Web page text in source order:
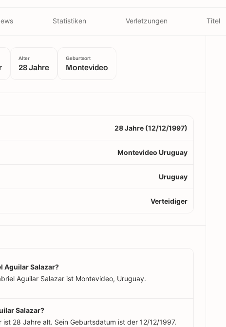
Statistiken Verletzungen Titel
Alter
28 Jahre
Geburtsort
Montevideo
28 Jahre (12/12/1997)
Montevideo Uruguay
Uruguay
Verteidiger
Aguilar Salazar?
Aguilar Salazar ist Montevideo, Uruguay.
Salazar?
ist 28 Jahre alt. Sein Geburtsdatum ist der 12/12/1997.